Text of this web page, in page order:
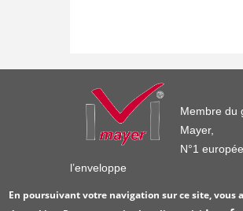
Membre du
Mayer,
N°1
l’enveloppe
En poursuivant votre navigation sur ce site, vous